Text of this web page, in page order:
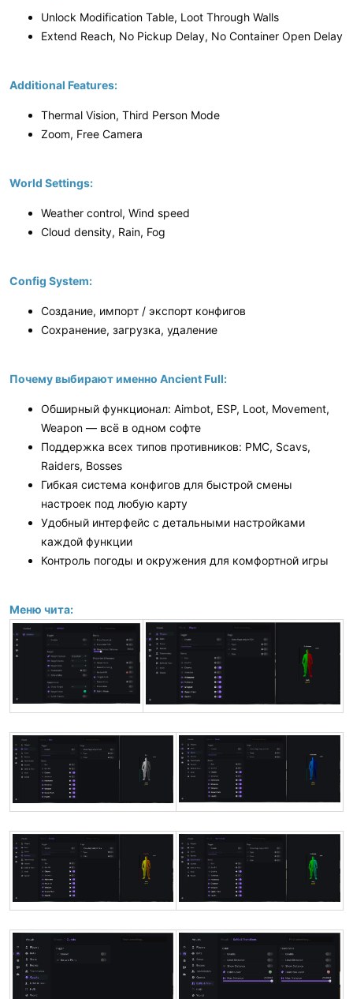
Unlock Modification Table, Loot Through Walls
Extend Reach, No Pickup Delay, No Container Open Delay
Additional Features:
Thermal Vision, Third Person Mode
Zoom, Free Camera
World Settings:
Weather control, Wind speed
Cloud density, Rain, Fog
Config System:
Создание, импорт / экспорт конфигов
Сохранение, загрузка, удаление
Почему выбирают именно Ancient Full:
Обширный функционал: Aimbot, ESP, Loot, Movement,
Weapon — всё в одном софте
Поддержка всех типов противников: PMC, Scavs,
Raiders, Bosses
Гибкая система конфигов для быстрой смены
настроек под любую карту
Удобный интерфейс с детальными настройками
каждой функции
Контроль погоды и окружения для комфортной игры
Меню чита: